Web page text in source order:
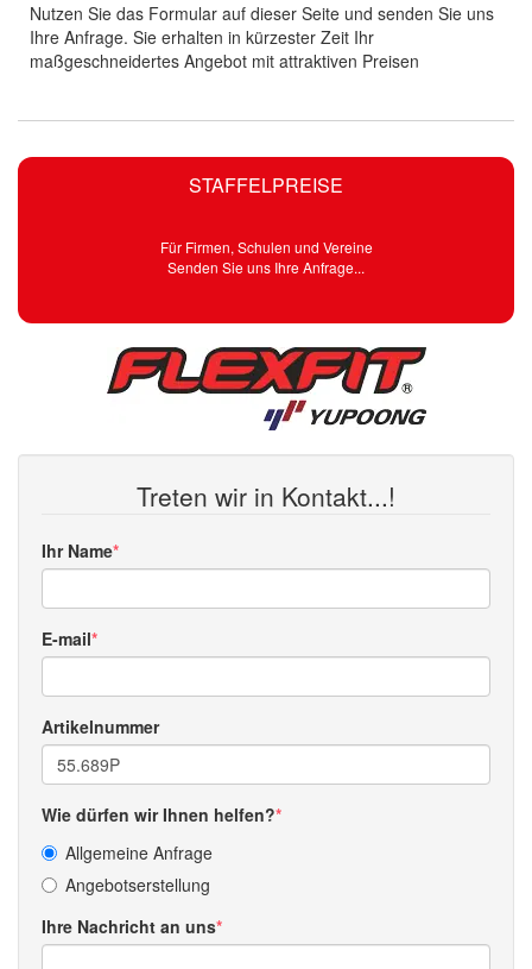
STAFFELPREISE
Für Firmen, Schulen und Vereine
Senden Sie uns Ihre Anfrage...
Treten wir in Kontakt...!
Ihr Name
E-mail
Artikelnummer
Wie dürfen wir Ihnen helfen?
Allgemeine Anfrage
Angebotserstellung
Ihre Nachricht an uns
Nutzen Sie das Formular auf dieser Seite und senden Sie uns
Ihre Anfrage. Sie erhalten in kürzester Zeit Ihr
maßgeschneidertes Angebot mit attraktiven Preisen